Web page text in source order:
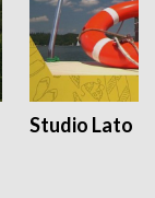
Studio Lato